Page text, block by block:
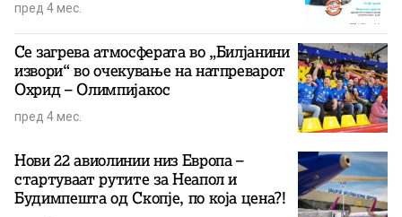
пред 4 мес.
Се загрева атмосферата во „Билјанини
извори“ во очекување на натпреварот
Охрид – Олимпијакос
пред 4 мес.
Нови 22 авиолинии низ Европа –
стартуваат рутите за Неапол и
Будимпешта од Скопје, по која цена?!